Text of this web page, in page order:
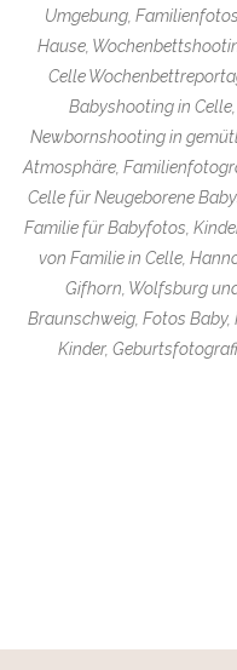
Umgebung,
Hause,
Celle
Babyshooting in Celle,
Newbornshooting in
Atmosphäre,
Celle für Neugeborene
Familie für Babyfotos,
von Familie in Celle,
Gifhorn, Wolfsburg
Braunschweig, Fotos Baby,
Kinder,